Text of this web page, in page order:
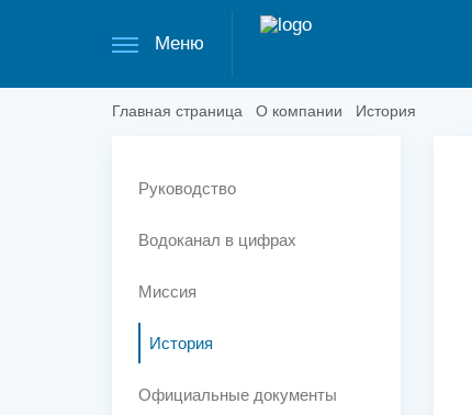
Меню
Главная страница О компании История
Руководство
Водоканал в цифрах
Миссия
История
Официальные документы